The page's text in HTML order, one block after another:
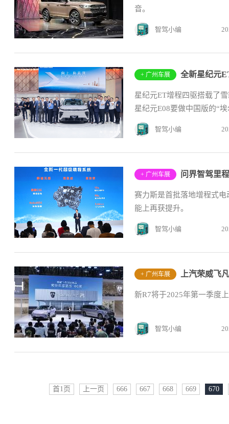
音。
智驾小编
+ 广州车展
星纪元ET增程四驱搭载了
星纪元E08要做中国版的“
智驾小编
+ 广州车展
赛力斯是首批落地增程式
能上再获提升。
智驾小编
+ 广州车展 上汽荣威飞
新R7将于2025年第一季度
智驾小编
首1页 上一页 666 667 668 669 670